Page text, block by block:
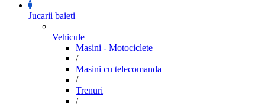
Jucarii baieti
Vehicule
Masini - Motociclete
/
Masini cu telecomanda
/
Trenuri
/